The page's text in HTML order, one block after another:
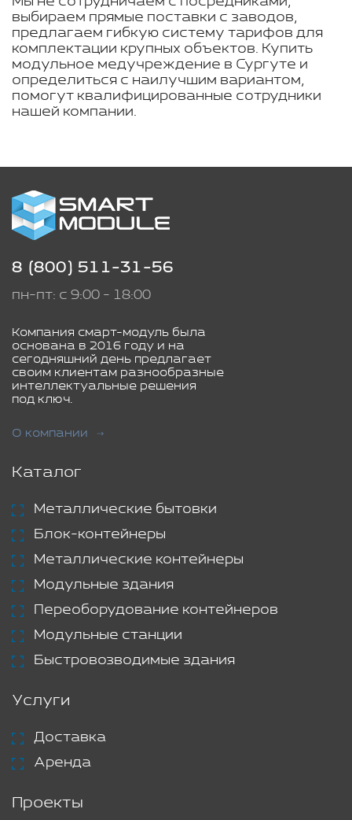
выбираем прямые поставки с заводов,
предлагаем гибкую систему тарифов для
комплектации крупных объектов. Купить
модульное медучреждение в Сургуте и
определиться с наилучшим вариантом,
помогут квалифицированные сотрудники
нашей компании.
8 (800) 511-31-56
пн-пт: с 9:00 - 18:00
Компания смарт-модуль была
основана в 2016 году и на
сегодняшний день предлагает
своим клиентам разнообразные
интеллектуальные решения
под ключ.
О компании
Каталог
Металлические бытовки
Блок-контейнеры
Металлические контейнеры
Модульные здания
Переоборудование контейнеров
Модульные станции
Быстровозводимые здания
Услуги
Доставка
Аренда
Проекты